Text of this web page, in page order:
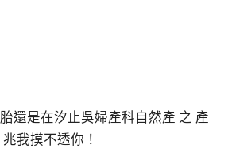
還是在汐止吳婦產科自然產 之 產
兆我摸不透你！